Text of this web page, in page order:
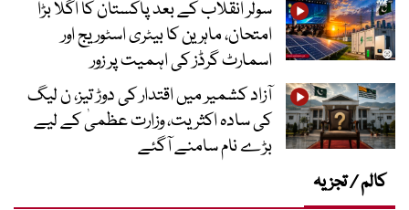
سولر انقلاب کے بعد پاکستان کا اگلا بڑا
امتحان، ماہرین کا بیٹری اسٹوریج اور
اسمارٹ گرڈز کی اہمیت پر زور
آزاد کشمیر میں اقتدار کی دوڑ تیز، ن لیگ
کی سادہ اکثریت، وزارت عظمیٰ کے لیے
بڑے نام سامنے آگئے
کالم / تجزیہ